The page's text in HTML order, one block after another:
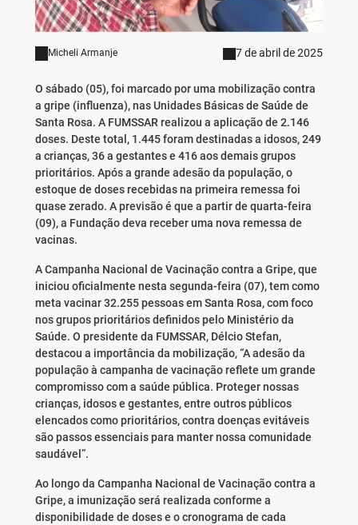
Micheli Armanje 7 de abril de 2025
O sábado (05), foi marcado por uma mobilização contra
a gripe (influenza), nas Unidades Básicas de Saúde de
Santa Rosa. A FUMSSAR realizou a aplicação de 2.146
doses. Deste total, 1.445 foram destinadas a idosos, 249
a crianças, 36 a gestantes e 416 aos demais grupos
prioritários. Após a grande adesão da população, o
estoque de doses recebidas na primeira remessa foi
quase zerado. A previsão é que a partir de quarta-feira
(09), a Fundação deva receber uma nova remessa de
vacinas.
A Campanha Nacional de Vacinação contra a Gripe, que
iniciou oficialmente nesta segunda-feira (07), tem como
meta vacinar 32.255 pessoas em Santa Rosa, com foco
nos grupos prioritários definidos pelo Ministério da
Saúde. O presidente da FUMSSAR, Délcio Stefan,
destacou a importância da mobilização, “A adesão da
população à campanha de vacinação reflete um grande
compromisso com a saúde pública. Proteger nossas
crianças, idosos e gestantes, entre outros públicos
elencados como prioritários, contra doenças evitáveis
são passos essenciais para manter nossa comunidade
saudável”.
Ao longo da Campanha Nacional de Vacinação contra a
Gripe, a imunização será realizada conforme a
disponibilidade de doses e o cronograma de cada